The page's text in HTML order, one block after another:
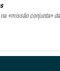
«missão conjunta»